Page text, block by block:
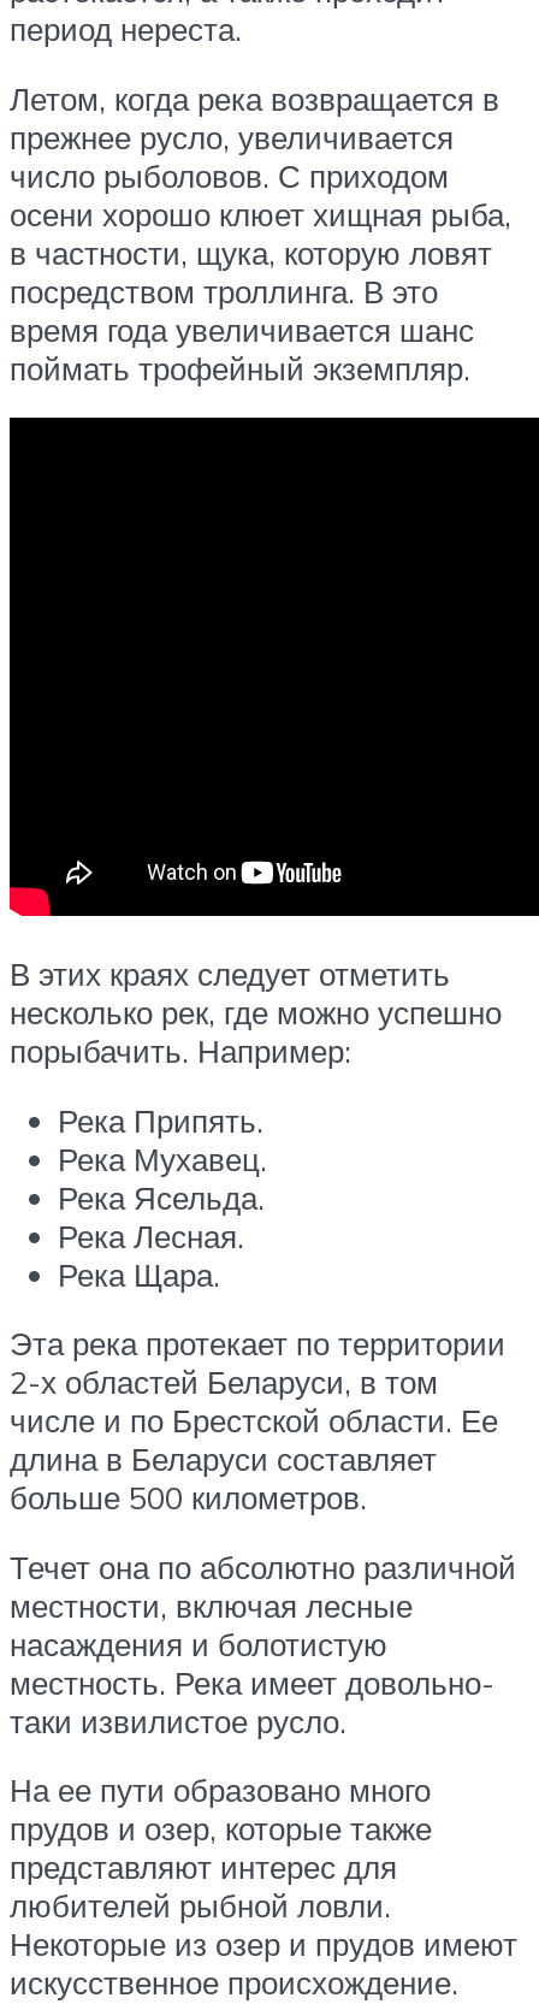
период нереста.
Летом, когда река возвращается в
прежнее русло, увеличивается
число рыболовов. С приходом
осени хорошо клюет хищная рыба,
в частности, щука, которую ловят
посредством троллинга. В это
время года увеличивается шанс
поймать трофейный экземпляр.
В этих краях следует отметить
несколько рек, где можно успешно
порыбачить. Например:
Река Припять.
Река Мухавец.
Река Ясельда.
Река Лесная.
Река Щара.
Эта река протекает по территории
2-х областей Беларуси, в том
числе и по Брестской области. Ее
длина в Беларуси составляет
больше 500 километров.
Течет она по абсолютно различной
местности, включая лесные
насаждения и болотистую
местность. Река имеет довольно-
таки извилистое русло.
На ее пути образовано много
прудов и озер, которые также
представляют интерес для
любителей рыбной ловли.
Некоторые из озер и прудов имеют
искусственное происхождение.